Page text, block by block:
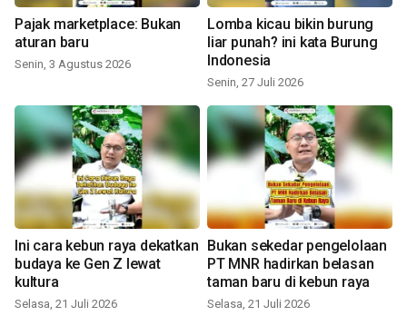
Pajak marketplace: Bukan
aturan baru
Senin, 3 Agustus 2026
Lomba kicau bikin burung
liar punah? ini kata Burung
Indonesia
Senin, 27 Juli 2026
Ini cara kebun raya dekatkan
budaya ke Gen Z lewat
kultura
Selasa, 21 Juli 2026
Bukan sekedar pengelolaan
PT MNR hadirkan belasan
taman baru di kebun raya
Selasa, 21 Juli 2026